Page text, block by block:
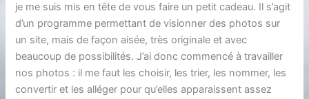
je me suis mis en tête de vous faire un petit cadeau. Il s’agit
d’un programme permettant de visionner des photos sur
un site, mais de façon aisée, très originale et avec
beaucoup de possibilités. J’ai donc commencé à travailler
nos photos : il me faut les choisir, les trier, les nommer, les
convertir et les alléger pour qu’elles apparaissent assez